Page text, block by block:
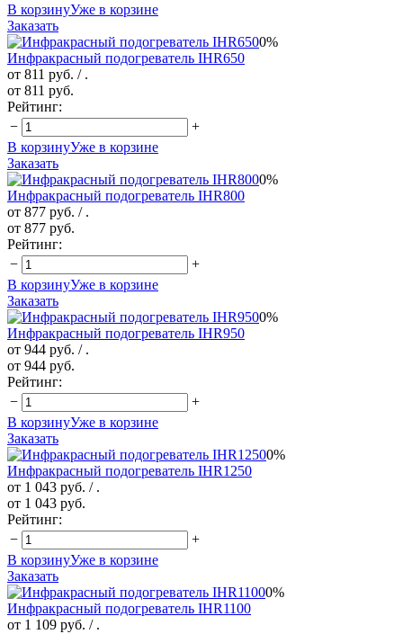
В корзинуУже в корзине
Заказать
0%
Инфракрасный подогреватель IHR650
от 811 руб. / .
от 811 руб.
Рейтинг:
−
+
В корзинуУже в корзине
Заказать
0%
Инфракрасный подогреватель IHR800
от 877 руб. / .
от 877 руб.
Рейтинг:
−
+
В корзинуУже в корзине
Заказать
0%
Инфракрасный подогреватель IHR950
от 944 руб. / .
от 944 руб.
Рейтинг:
−
+
В корзинуУже в корзине
Заказать
0%
Инфракрасный подогреватель IHR1250
от 1 043 руб. / .
от 1 043 руб.
Рейтинг:
−
+
В корзинуУже в корзине
Заказать
0%
Инфракрасный подогреватель IHR1100
от 1 109 руб. / .